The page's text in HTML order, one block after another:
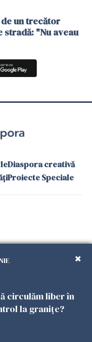
un trecător
stradă: "Nu aveau
Diaspora creativă
Proiecte Speciale
Contact
Declarație de
accesibilitate
rezervate.
circulăm liber în
la granițe?